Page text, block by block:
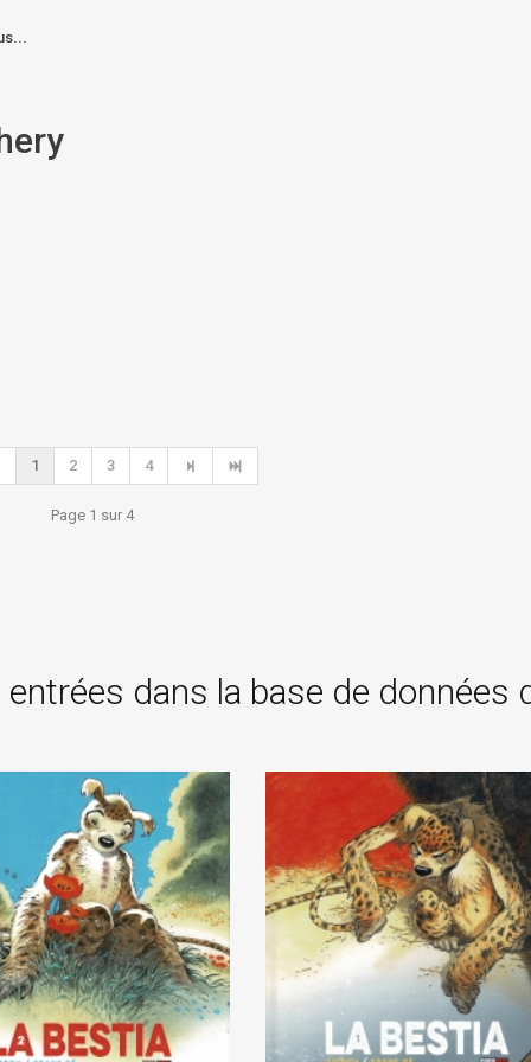
1 2 3 4
Page 1 sur 4
entrées dans la base de données